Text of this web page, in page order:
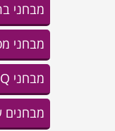
מבחני
מבחני
מבחני IQ
מבחנים